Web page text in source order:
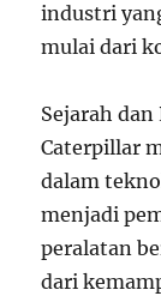
industri
mulai dari
Sejarah
Caterpillar
dalam
menjadi
peralatan
dari